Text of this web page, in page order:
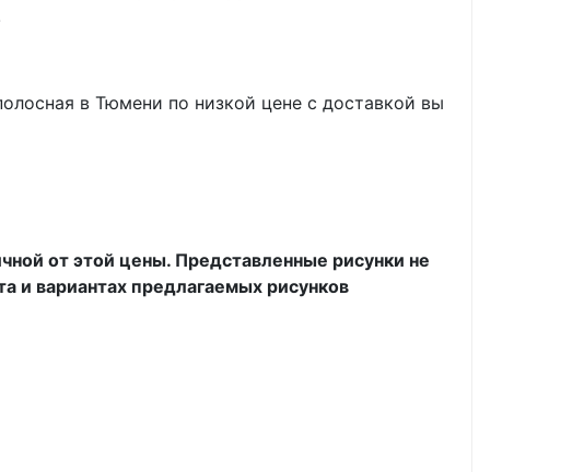
в Тюмени по низкой цене с доставкой вы
от этой цены. Представленные рисунки не
и вариантах предлагаемых рисунков